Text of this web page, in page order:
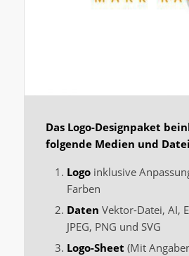
Das Logo-Designpaket
folgende Medien und
Logo inklusive
Farben
Daten Vektor-Datei, AI,
JPEG, PNG und SVG
Logo-Sheet (Mit